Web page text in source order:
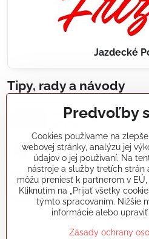
Jazdecké
Tipy, rady a návody
Realizácie záhradných jazierok,
Články a blogy
Rady a návody
koikapre/
Predvoľby
Cookies používame na
webovej stránky, analýzu jej
údajov o jej používaní. Na
nástroje a služby tretích strán
môžu preniesť k partnerom v
Kliknutím na „Prijať všetky
týmto spracovaním. Nižšie
informácie alebo
Zásady ochrany